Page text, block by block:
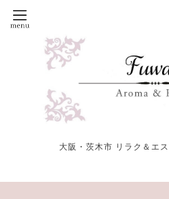
大阪・茨木市 リラク＆エ